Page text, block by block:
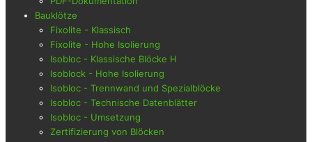
Bauklötze
Fixolite - Klassisch
Fixolite - Hohe Isolierung
Isobloc - Klassische Blöcke H
Isoblock - Hohe Isolierung
Isobloc - Trennwand und Spezialblöcke
Isobloc - Technische Datenblätter
Isobloc - Umsetzung
Zertifizierung von Blöcken